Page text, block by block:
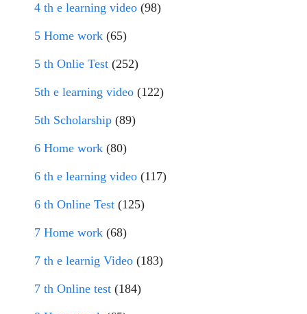
4 th e learning video (98)
5 Home work (65)
5 th Onlie Test (252)
5th e learning video (122)
5th Scholarship (89)
6 Home work (80)
6 th e learning video (117)
6 th Online Test (125)
7 Home work (68)
7 th e learnig Video (183)
7 th Online test (184)